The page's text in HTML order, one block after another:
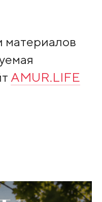
материалов
AMUR.LIFE